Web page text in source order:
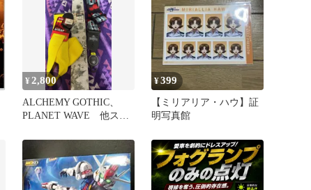
¥ 2,800
ALCHEMY GOTHIC、
PLANET WAVE 他スト
¥399
【ミリアリア・ハウ】証
明写真館